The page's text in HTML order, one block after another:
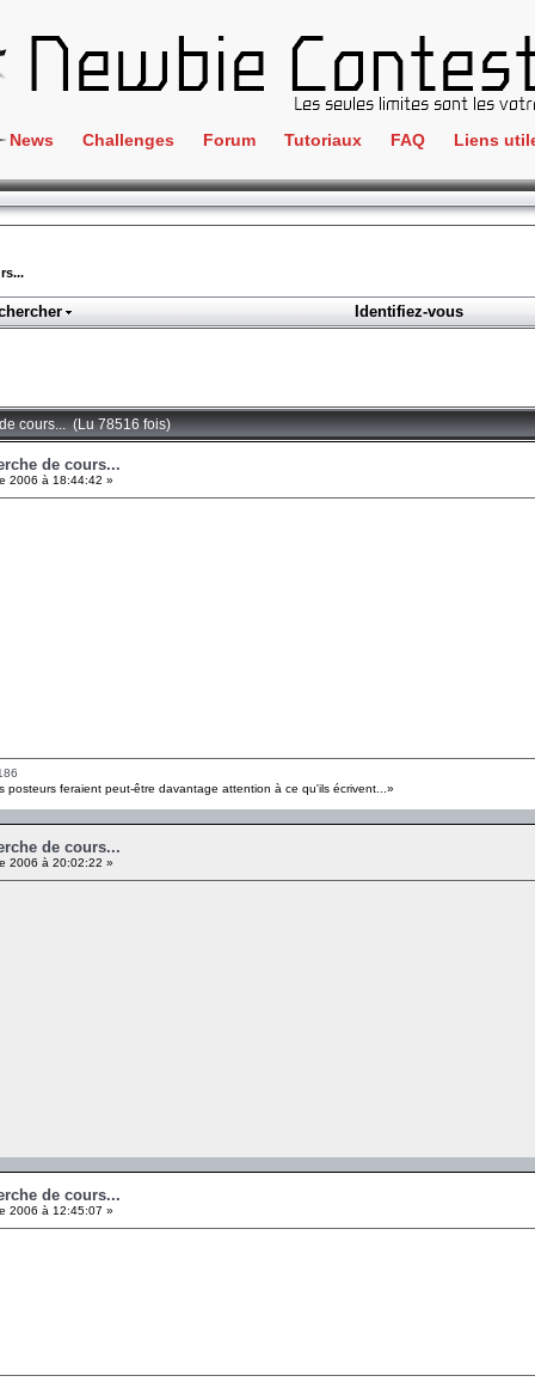
News Challenges
Crackme
ClientSide
Forensics
Programmation
Wargame
Forum Tutoriaux FAQ Liens
IRC
Identifiez-vous
cours... (Lu 78516 fois)
de cours...
2006 à 18:44:42 »
posteurs feraient peut-être davantage attention à ce qu'ils écrivent...»
de cours...
2006 à 20:02:22 »
de cours...
2006 à 12:45:07 »